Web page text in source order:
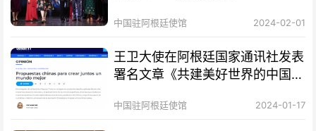
中国驻阿根廷使馆 2024-02-01
王卫大使在阿根廷国家通讯社发表
署名文章《共建美好世界的中国方
中国驻阿根廷使馆 2024-01-17